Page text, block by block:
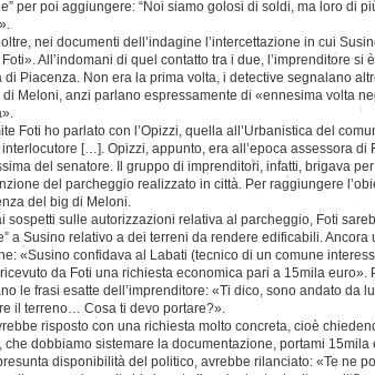
per poi aggiungere: “Noi siamo golosi di soldi, ma loro di
nei documenti dell’indagine l’intercettazione in cui
All’indomani di quel contatto tra i due, l’imprenditore si
di Piacenza. Non era la prima volta, i detective segnalano
di Meloni, anzi parlano espressamente di «ennesima volta
Foti ho parlato con l’Opizzi, quella all’Urbanistica del
[…]. Opizzi, appunto, era all’epoca assessora di
del senatore. Il gruppo di imprenditori, infatti, brigava
del parcheggio realizzato in città. Per raggiungere
del big di Meloni.
sospetti sulle autorizzazioni relativa al parcheggio, Foti
a Susino relativo a dei terreni da rendere edificabili.
«Susino confidava al Labati (tecnico di un comune
da Foti una richiesta economica pari a 15mila euro».
le frasi esatte dell’imprenditore: «Ti dico, sono andato da
il terreno… Cosa ti devo portare?».
risposto con una richiesta molto concreta, cioè
che dobbiamo sistemare la documentazione, portami
disponibilità del politico, avrebbe rilanciato: «Te ne